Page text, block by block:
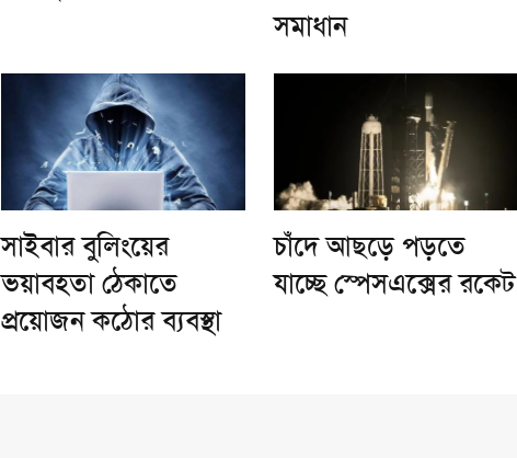
সমাধান
সাইবার বুলিংয়ের
ভয়াবহতা ঠেকাতে
প্রয়োজন কঠোর ব্যবস্থা
চাঁদে আছড়ে পড়তে
যাচ্ছে স্পেসএক্সের রকেট